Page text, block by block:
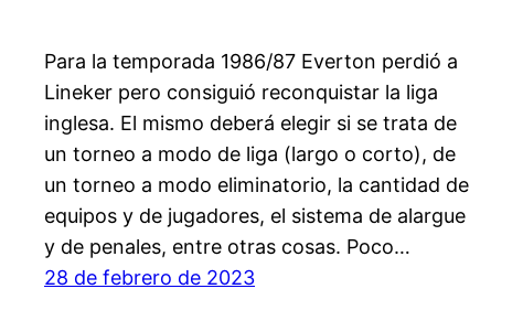
Para la temporada 1986/87 Everton perdió a
Lineker pero consiguió reconquistar la liga
inglesa. El mismo deberá elegir si se trata de
un torneo a modo de liga (largo o corto), de
un torneo a modo eliminatorio, la cantidad de
equipos y de jugadores, el sistema de alargue
y de penales, entre otras cosas. Poco…
28 de febrero de 2023